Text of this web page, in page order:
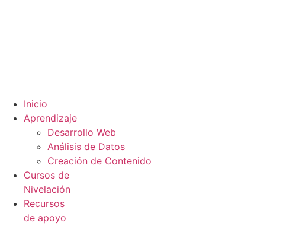
Inicio
Aprendizaje
Desarrollo Web
Análisis de Datos
Creación de Contenido
Cursos de
Nivelación
Recursos
de apoyo